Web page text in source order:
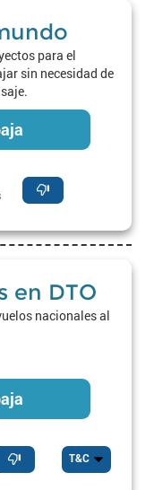
para el
sin necesidad de
en DTO
nacionales al
T&C